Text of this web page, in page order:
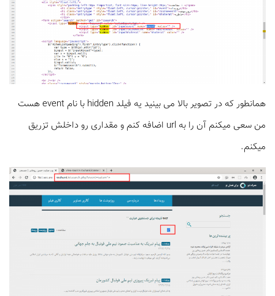
همانطور که در تصویر بالا می بینید یه فیلد hidden با نام event هست
من سعی میکنم آن را به url اضافه کنم و مقداری رو داخلش تزریق
میکنم.